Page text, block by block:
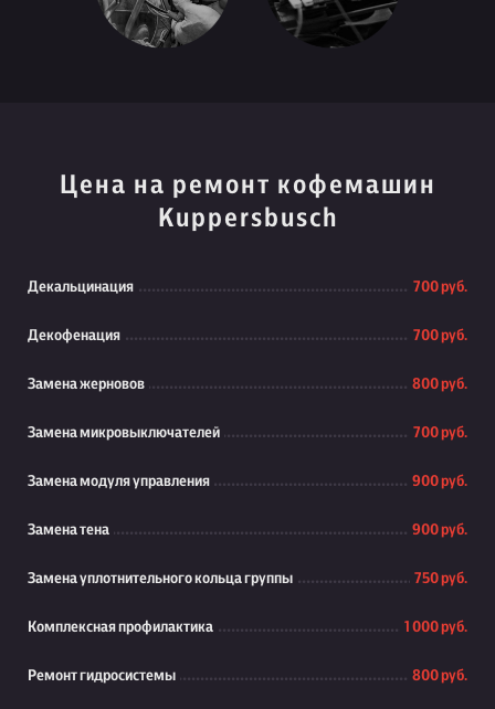
Цена на ремонт кофемашин
Kuppersbusch
Декальцинация 700 руб.
Декофенация 700 руб.
Замена жерновов 800 руб.
Замена микровыключателей 700 руб.
Замена модуля управления 900 руб.
Замена тена 900 руб.
Замена уплотнительного кольца группы 750 руб.
Комплексная профилактика 1 000 руб.
Ремонт гидросистемы 800 руб.